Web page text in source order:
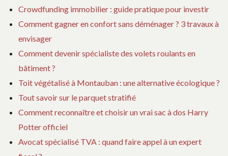
Crowdfunding immobilier : guide pratique pour investir
Comment gagner en confort sans déménager ? 3 travaux à
envisager
Comment devenir spécialiste des volets roulants en
bâtiment ?
Toit végétalisé à Montauban : une alternative écologique ?
Tout savoir sur le parquet stratifié
Comment reconnaître et choisir un vrai sac à dos Harry
Potter officiel
Avocat spécialisé TVA : quand faire appel à un expert